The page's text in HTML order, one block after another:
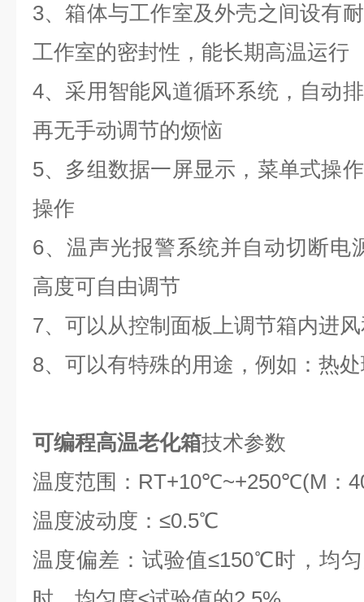
3、箱体与工作室及外壳之间设有
工作室的密封性，能长期高温运行
4、采用智能风道循环系统，自动
再无手动调节的烦恼
5、多组数据一屏显示，菜单式操
操作
6、温声光报警系统并自动切断电
高度可自由调节
7、可以从控制面板上调节箱内进
8、可以有特殊的用途，例如：热
可编程高温老化箱技术参数
温度范围： RT+10℃~+250℃(M ：
温度波动度：≤0.5℃
温度偏差：试验值≤150℃时，均